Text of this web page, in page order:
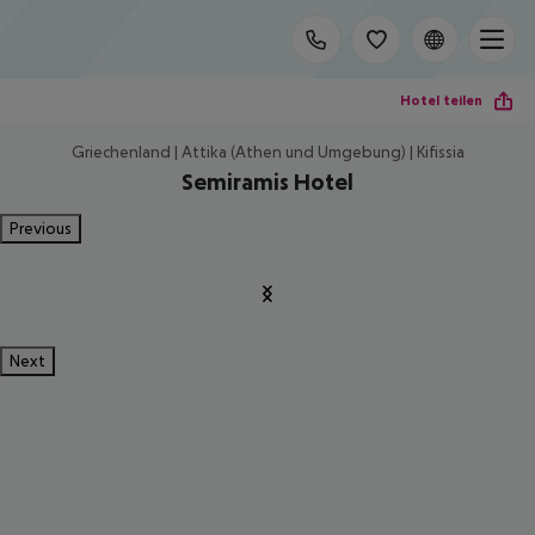
Hotel teilen
Griechenland | Attika (Athen und Umgebung) | Kifissia
Semiramis Hotel
Previous
Next